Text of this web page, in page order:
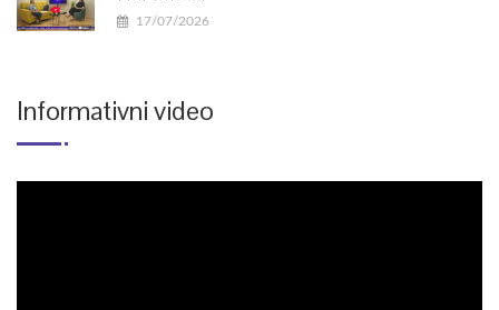
17/07/2026
Informativni video